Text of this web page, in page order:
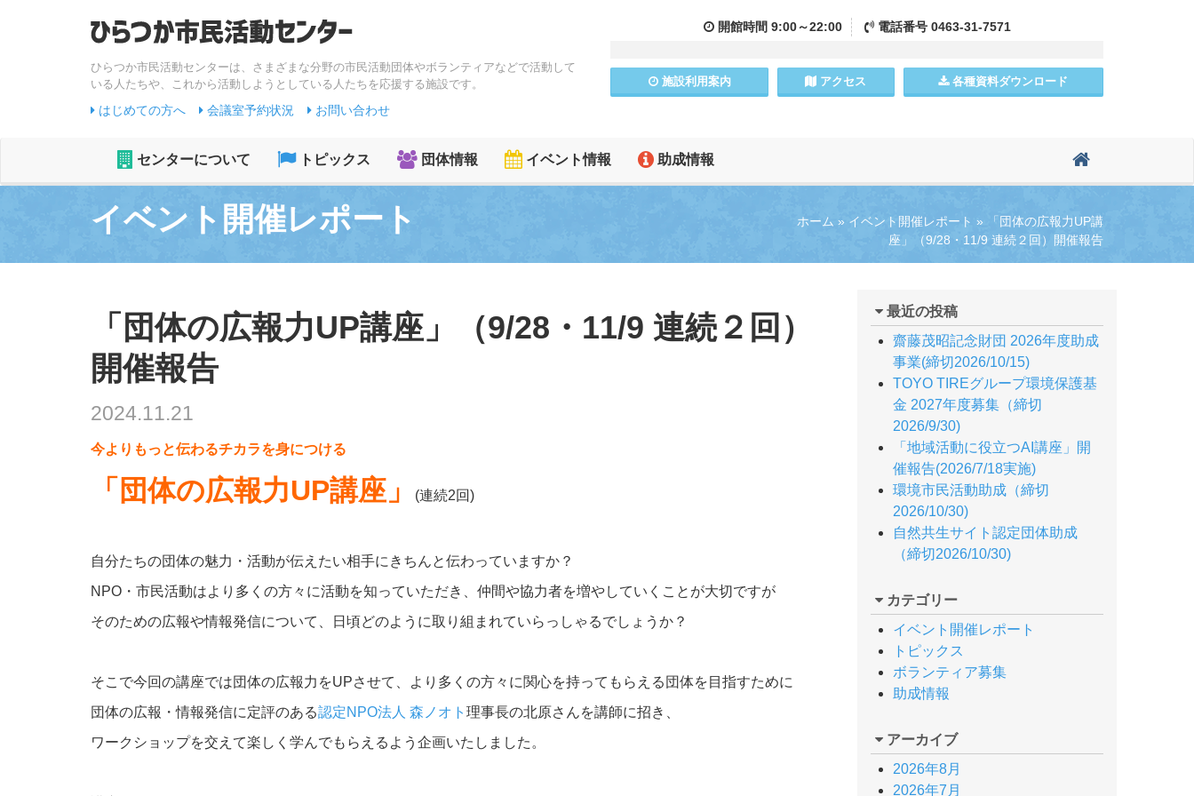
ひらつか市民活動センターは、さまざまな分野の市民活動団体やボランティアなどで活動して
いる人たちや、これから活動しようとしている人たちを応援する施設です。
はじめての方へ 会議室予約状況 お問い合わせ
開館時間 9:00～22:00 電話番号0463-31-7571
施設利用案内 アクセス 各種資料ダウンロード
センターについて トピックス 団体情報 イベント情報 助成情報
ホーム » イベント開催レポート »
「団体の広報力UP講
座」（9/28・11/9 連続２回）開催報告
イベント開催レポート
「団体の広報力UP講座」（9/28・11/9 連続２回）
開催報告
2024.11.21
今よりもっと伝わるチカラを身につける
「団体の広報力UP講座」 (連続2回)
自分たちの団体の魅力・活動が伝えたい相手にきちんと伝わっていますか？
NPO・市民活動はより多くの方々に活動を知っていただき、仲間や協力者を増やしていくことが大切ですが
そのための広報や情報発信について、日頃どのように取り組まれていらっしゃるでしょうか？
そこで今回の講座では団体の広報力をUPさせて、より多くの方々に関心を持ってもらえる団体を目指すために
団体の広報・情報発信に定評のある認定NPO法人 森ノオト 理事長の北原さんを講師に招き、
ワークショップを交えて楽しく学んでもらえるよう企画いたしました。
最近の投稿
齋藤茂昭記念財団 2026年度助成
事業(締切2026/10/15)
TOYO TIREグループ環境保護基
金 2027年度募集（締切
2026/9/30)
「地域活動に役立つAI講座」開
催報告(2026/7/18実施)
環境市民活動助成（締切
2026/10/30)
自然共生サイト認定団体助成
（締切2026/10/30)
カテゴリー
イベント開催レポート
トピックス
ボランティア募集
助成情報
アーカイブ
2026年8月
2026年7月